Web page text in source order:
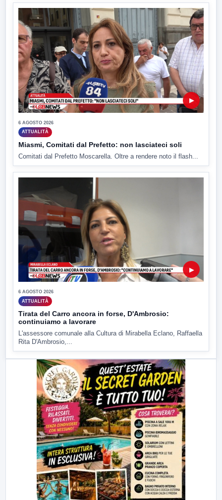
▶
6 AGOSTO 2026
ATTUALITÀ
Miasmi, Comitati dal Prefetto: non lasciateci soli
Comitati dal Prefetto Moscarella. Oltre a rendere noto il flash...
▶
6 AGOSTO 2026
ATTUALITÀ
Tirata del Carro ancora in forse, D'Ambrosio:
continuiamo a lavorare
L'assessore comunale alla Cultura di Mirabella Eclano, Raffaella
Rita D'Ambrosio,...